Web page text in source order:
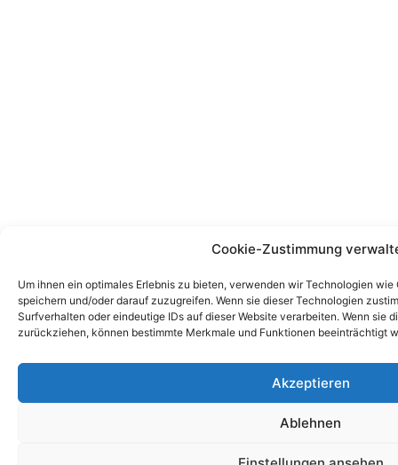
Cookie-Zustimmung
Um ihnen ein optimales Erlebnis zu bieten, verwenden wir Technologien
speichern und/oder darauf zuzugreifen. Wenn sie dieser Technologien
Surfverhalten oder eindeutige IDs auf dieser Website verarbeiten. Wenn sie
zurückziehen, können bestimmte Merkmale und Funktionen beeinträchtigt
Akzeptieren
Ablehnen